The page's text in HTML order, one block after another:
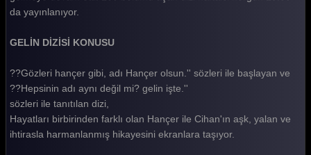
Gelin 386. Bölüm
Gelin 385. Bölüm
Gelin 384. Bölüm
Gelin 383. Bölüm
da yayınlanıyor.
GELİN DİZİSİ KONUSU
??Gözleri hançer gibi, adı Hançer olsun.'' sözleri ile başlayan ve
??Hepsinin adı aynı değil mi? gelin işte.''
sözleri ile tanıtılan dizi,
Hayatları birbirinden farklı olan Hançer ile Cihan'ın aşk, yalan ve
ihtirasla harmanlanmış hikayesini ekranlara taşıyor.